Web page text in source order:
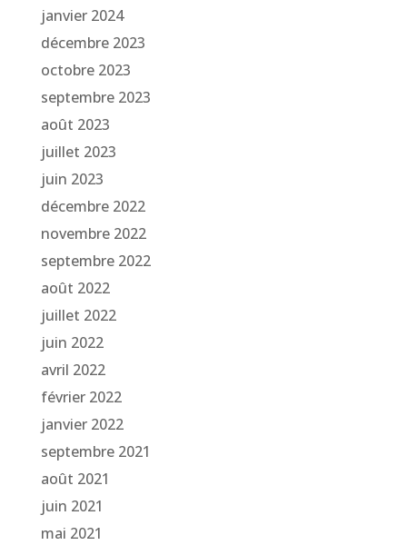
janvier 2024
décembre 2023
octobre 2023
septembre 2023
août 2023
juillet 2023
juin 2023
décembre 2022
novembre 2022
septembre 2022
août 2022
juillet 2022
juin 2022
avril 2022
février 2022
janvier 2022
septembre 2021
août 2021
juin 2021
mai 2021